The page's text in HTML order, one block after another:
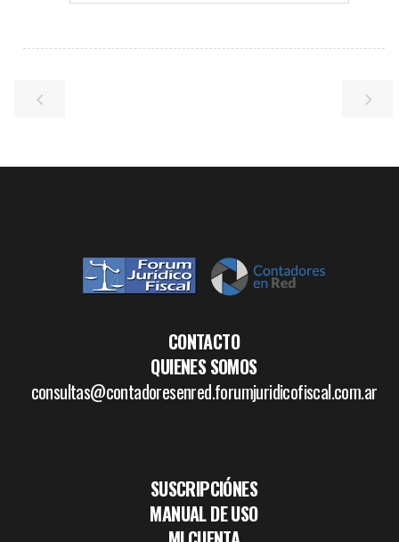
CONTACTO
QUIENES SOMOS
consultas@contadoresenred.forumjuridicofiscal.com.ar
SUSCRIPCIÓNES
MANUAL DE USO